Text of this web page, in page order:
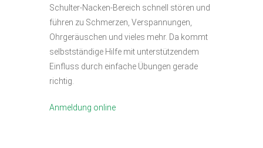
Schulter-Nacken-Bereich schnell stören und
führen zu Schmerzen, Verspannungen,
Ohrgeräuschen und vieles mehr. Da kommt
selbstständige Hilfe mit unterstützendem
Einfluss durch einfache Übungen gerade
richtig.
Anmeldung online